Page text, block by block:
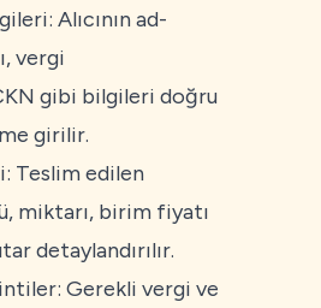
Alıcının ad-
vergi
gibi bilgileri doğru
girilir.
Teslim edilen
miktarı, birim fiyatı
detaylandırılır.
Gerekli vergi ve